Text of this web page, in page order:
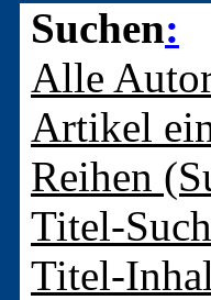
Suchen:
Alle
Artikel
Reihen
Titel-
Titel-